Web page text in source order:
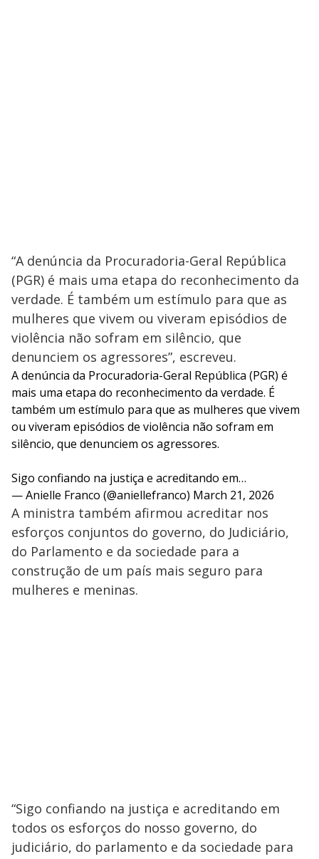
“A denúncia da Procuradoria-Geral República
(PGR) é mais uma etapa do reconhecimento da
verdade. É também um estímulo para que as
mulheres que vivem ou viveram episódios de
violência não sofram em silêncio, que
denunciem os agressores”, escreveu.
A denúncia da Procuradoria-Geral República (PGR) é
mais uma etapa do reconhecimento da verdade. É
também um estímulo para que as mulheres que vivem
ou viveram episódios de violência não sofram em
silêncio, que denunciem os agressores.
Sigo confiando na justiça e acreditando em…
— Anielle Franco (@aniellefranco) March 21, 2026
A ministra também afirmou acreditar nos
esforços conjuntos do governo, do Judiciário,
do Parlamento e da sociedade para a
construção de um país mais seguro para
mulheres e meninas.
“Sigo confiando na justiça e acreditando em
todos os esforços do nosso governo, do
judiciário, do parlamento e da sociedade para